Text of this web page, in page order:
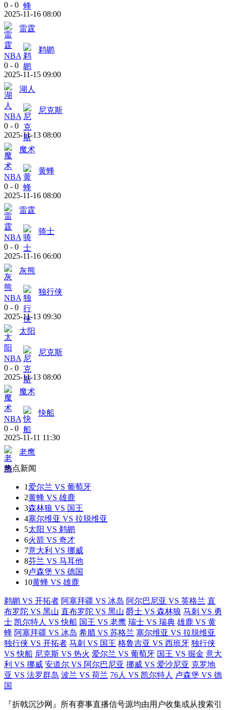
0 - 0
2025-11-16 08:00
雷霆
NBA
鹈鹕
0 - 0
2025-11-15 09:00
湖人
NBA
尼克斯
0 - 0
2025-11-13 08:00
魔术
NBA
黄蜂
0 - 0
2025-11-16 08:00
雷霆
NBA
骑士
0 - 0
2025-11-16 06:00
灰熊
NBA
独行侠
0 - 0
2025-11-13 09:30
太阳
NBA
尼克斯
0 - 0
2025-11-13 08:00
魔术
NBA
快船
0 - 0
2025-11-11 11:30
老鹰
热点新闻
1 爱尔兰 VS 葡萄牙
2黄蜂 VS 雄鹿
3森林狼 VS 国王
4塞尔维亚 VS 拉脱维亚
5太阳 VS 鹈鹕
6火箭 VS 奇才
7意大利 VS 挪威
8芬兰 VS 马耳他
9卢森堡 VS 德国
10黄蜂 VS 雄鹿
鹈鹕 VS 开拓者 阿塞拜疆 VS 冰岛 阿尔巴尼亚 VS 英格兰 直
布罗陀 VS 黑山 直布罗陀 VS 黑山 爵士 VS 森林狼 马刺 VS 勇
士 凯尔特人 VS 快船 国王 VS 老鹰 瑞士 VS 瑞典 雄鹿 VS 黄
蜂 阿塞拜疆 VS 冰岛 希腊 VS 苏格兰 塞尔维亚 VS 拉脱维亚
独行侠 VS 开拓者 马刺 VS 国王 格鲁吉亚 VS 西班牙 独行侠
VS 快船 尼克斯 VS 热火 爱尔兰 VS 葡萄牙 国王 VS 掘金 意大
利 VS 挪威 安道尔 VS 阿尔巴尼亚 挪威 VS 爱沙尼亚 克罗地
亚 VS 法罗群岛 波兰 VS 荷兰 76人 VS 凯尔特人 卢森堡 VS 德
国
『折戟沉沙网』所有赛事直播信号源均由用户收集或从搜索引